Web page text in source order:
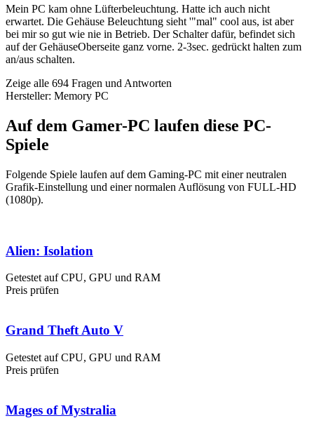
Mein PC kam ohne Lüfterbeleuchtung. Hatte ich auch nicht
erwartet. Die Gehäuse Beleuchtung sieht '"mal" cool aus, ist aber
bei mir so gut wie nie in Betrieb. Der Schalter dafür, befindet sich
auf der GehäuseOberseite ganz vorne. 2-3sec. gedrückt halten zum
an/aus schalten.
Zeige alle 694 Fragen und Antworten
Hersteller: Memory PC
Auf dem Gamer-PC laufen diese PC-
Spiele
Folgende Spiele laufen auf dem Gaming-PC mit einer neutralen
Grafik-Einstellung und einer normalen Auflösung von FULL-HD
(1080p).
Alien: Isolation
Getestet auf CPU, GPU und RAM
Preis prüfen
Grand Theft Auto V
Getestet auf CPU, GPU und RAM
Preis prüfen
Mages of Mystralia